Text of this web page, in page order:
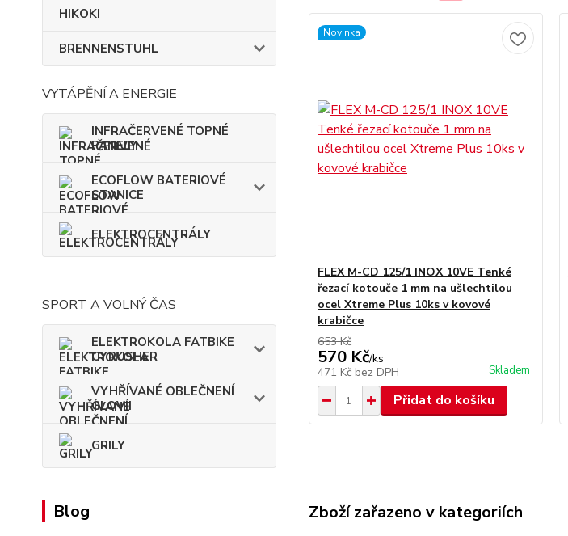
HIKOKI
BRENNENSTUHL
VYTÁPĚNÍ A ENERGIE
INFRAČERVENÉ TOPNÉ
PANELY
ECOFLOW BATERIOVÉ
STANICE
ELEKTROCENTRÁLY
SPORT A VOLNÝ ČAS
ELEKTROKOLA FATBIKE
CYRUSHER
VYHŘÍVANÉ OBLEČNENÍ
GLOVII
GRILY
Blog
Novinka
FLEX M-CD 125/1 INOX 10VE Tenké
řezací kotouče 1 mm na ušlechtilou
ocel Xtreme Plus 10ks v kovové
krabičce
653 Kč
570 Kč/ks
471 Kč bez DPH Skladem
Přidat do košíku
Zboží zařazeno v kategoriích